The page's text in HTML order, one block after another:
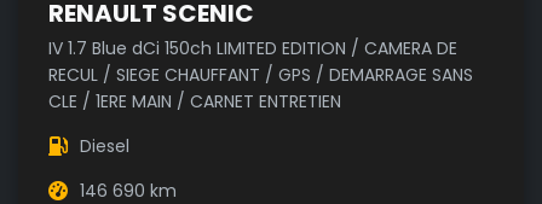
RENAULT SCENIC
IV 1.7 Blue dCi 150ch LIMITED EDITION / CAMERA DE
RECUL / SIEGE CHAUFFANT / GPS / DEMARRAGE SANS
CLE / 1ERE MAIN / CARNET ENTRETIEN
Diesel
146 690 km